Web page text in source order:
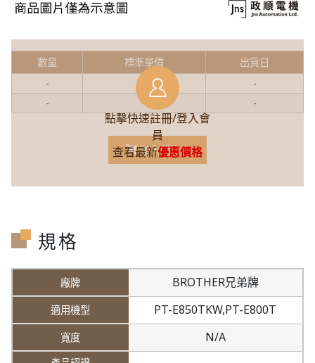
點擊快速註冊/登入會
員
查看最新優惠價格
數量 標準單價
出貨日
-
-
-
- -
加入購物車
規格
BROTHER兄弟牌
PT-E850TKW,PT-E800T
N/A